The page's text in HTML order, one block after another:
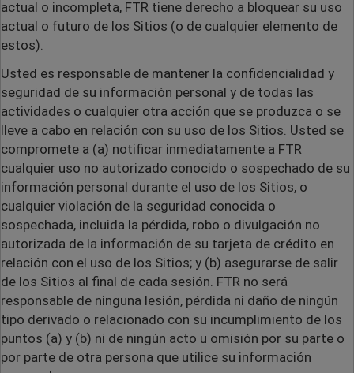
actual o incompleta, FTR tiene derecho a bloquear su uso
actual o futuro de los Sitios (o de cualquier elemento de
estos).
Usted es responsable de mantener la confidencialidad y
seguridad de su información personal y de todas las
actividades o cualquier otra acción que se produzca o se
lleve a cabo en relación con su uso de los Sitios. Usted se
compromete a (a) notificar inmediatamente a FTR
cualquier uso no autorizado conocido o sospechado de su
información personal durante el uso de los Sitios, o
cualquier violación de la seguridad conocida o
sospechada, incluida la pérdida, robo o divulgación no
autorizada de la información de su tarjeta de crédito en
relación con el uso de los Sitios; y (b) asegurarse de salir
de los Sitios al final de cada sesión. FTR no será
responsable de ninguna lesión, pérdida ni daño de ningún
tipo derivado o relacionado con su incumplimiento de los
puntos (a) y (b) ni de ningún acto u omisión por su parte o
por parte de otra persona que utilice su información